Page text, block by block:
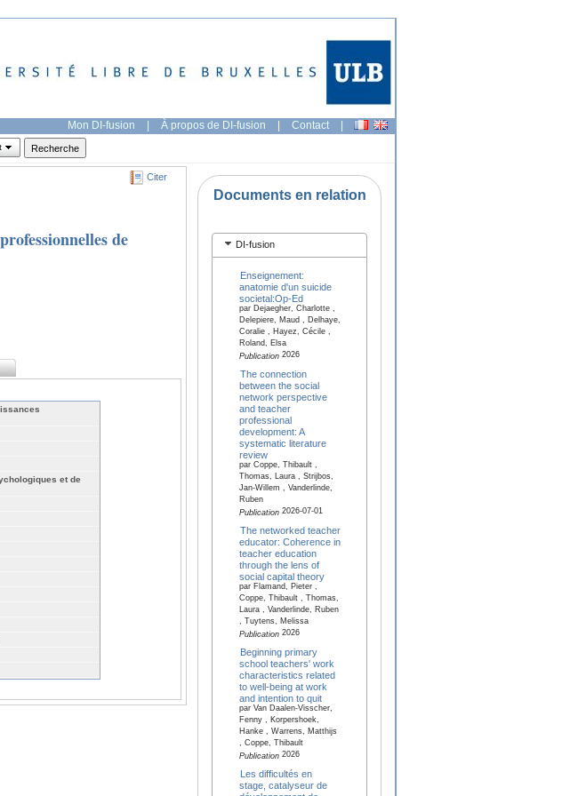
Mon DI-fusion | À propos de DI-fusion | Contact |
Citer
de
et de
Documents en relation
DI-fusion
Enseignement:
anatomie d'un suicide
societal:Op-Ed
par Dejaegher, Charlotte ,
Delepiere, Maud , Delhaye,
Coralie , Hayez, Cécile ,
Roland, Elsa
Publication2026
The connection
between the social
network perspective
and teacher
professional
development: A
systematic literature
review
par Coppe, Thibault ,
Thomas, Laura , Strijbos,
Jan-Willem , Vanderlinde,
Ruben
Publication2026-07-01
The networked teacher
educator: Coherence in
teacher education
through the lens of
social capital theory
par Flamand, Pieter ,
Coppe, Thibault , Thomas,
Laura , Vanderlinde, Ruben
, Tuytens, Melissa
Publication2026
Beginning primary
school teachers' work
characteristics related
to well-being at work
and intention to quit
par Van Daalen-Visscher,
Fenny , Korpershoek,
Hanke , Warrens, Matthijs
, Coppe, Thibault
Publication2026
Les difficultés en
stage, catalyseur de